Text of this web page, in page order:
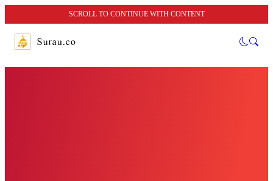
SCROLL TO CONTINUE WITH CONTENT